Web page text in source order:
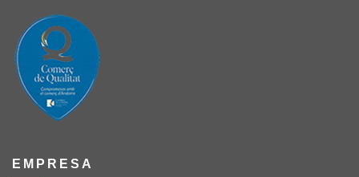
EMPRESA